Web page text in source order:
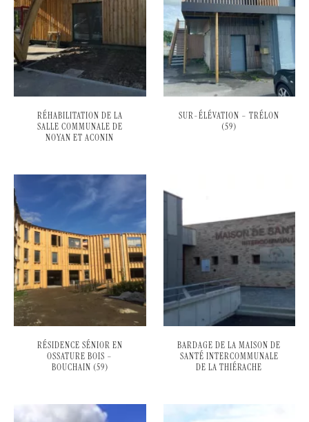
RÉHABILITATION DE LA
SALLE COMMUNALE DE
NOYAN ET ACONIN
SUR-ÉLÉVATION – TRÉLON
(59)
RÉSIDENCE SÉNIOR EN
OSSATURE BOIS –
BOUCHAIN (59)
BARDAGE DE LA MAISON DE
SANTÉ INTERCOMMUNALE
DE LA THIÉRACHE